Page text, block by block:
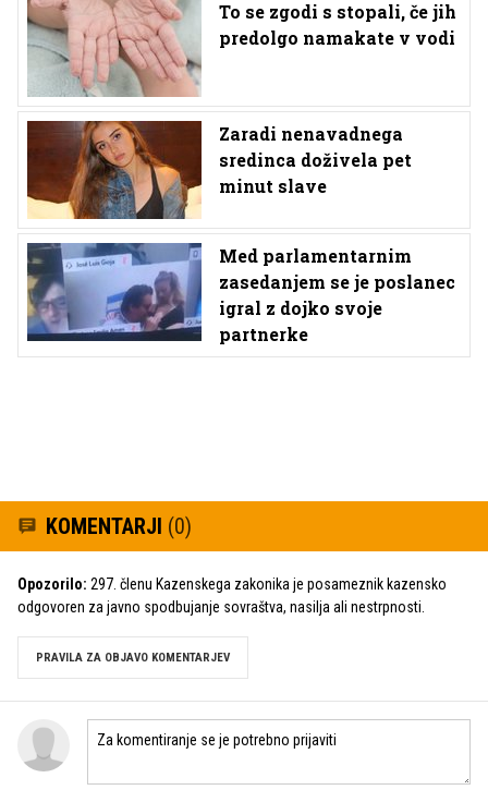
To se zgodi s stopali, če jih
predolgo namakate v vodi
Zaradi nenavadnega
sredinca doživela pet
minut slave
Med parlamentarnim
zasedanjem se je poslanec
igral z dojko svoje
partnerke
KOMENTARJI (0)
Opozorilo: 297. členu Kazenskega zakonika je posameznik kazensko
odgovoren za javno spodbujanje sovraštva, nasilja ali nestrpnosti.
PRAVILA ZA OBJAVO KOMENTARJEV